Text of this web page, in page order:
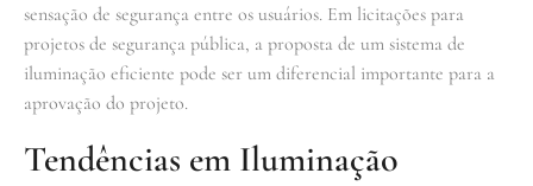
sensação de segurança entre os usuários. Em licitações para
projetos de segurança pública, a proposta de um sistema de
iluminação eficiente pode ser um diferencial importante para a
aprovação do projeto.
Tendências em Iluminação